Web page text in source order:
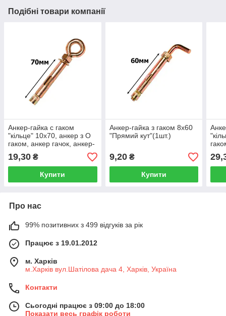
Подібні товари компанії
Анкер-гайка с гаком
"кільце" 10х70, анкер з О
гаком, анкер гачок, анкер-
гайка з кільцем (1шт.)
19,30 ₴
Купити
Анкер-гайка з гаком 8х60
"Прямий кут"(1шт.)
9,20₴
Купити
Про нас
99% позитивних з 499 відгуків за рік
Працює з 19.01.2012
м. Харків
м.Харків вул.Шатілова дача 4, Харків, Україна
Контакти
Сьогодні працює з 09:00 до 18:00
Показати весь графік роботи